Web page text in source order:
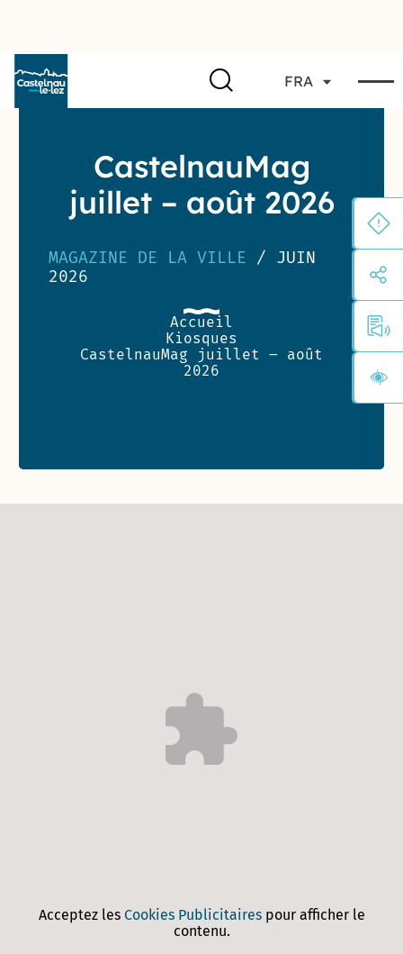
FRA
CastelnauMag
juillet – août 2026
MAGAZINE DE LA VILLE / JUIN
2026
Accueil
Kiosques
CastelnauMag juillet – août
2026
Acceptez les Cookies Publicitairespour afficher le
contenu.